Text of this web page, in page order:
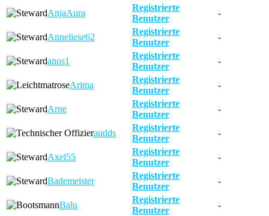
AnjaAura
Registrierte
Benutzer
-
Anneliese62
Registrierte
Benutzer
-
anos1
Registrierte
Benutzer
-
Arima
Registrierte
Benutzer
-
Arne
Registrierte
Benutzer
-
audds
Registrierte
Benutzer
-
Axel55
Registrierte
Benutzer
-
Bademeister
Registrierte
Benutzer
-
Balu
Registrierte
Benutzer
-